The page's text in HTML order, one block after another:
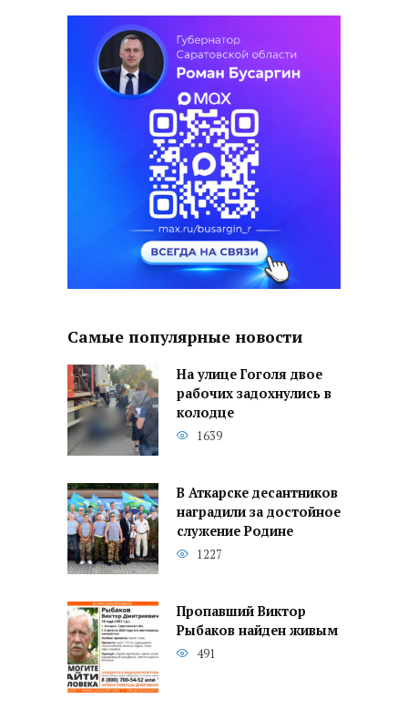
Самые популярные новости
На улице Гоголя двое
рабочих задохнулись в
колодце
1639
В Аткарске десантников
наградили за достойное
служение Родине
1227
Пропавший Виктор
Рыбаков найден живым
491